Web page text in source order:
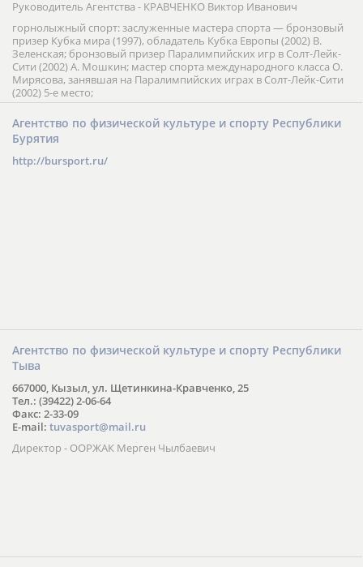
Руководитель Агентства - КРАВЧЕНКО Виктор Иванович
горнолыжный спорт: заслуженные мастера спорта — бронзовый
призер Кубка мира (1997), обладатель Кубка Европы (2002) В.
Зеленская; бронзовый призер Паралимпийских игр в Солт-Лейк-
Сити (2002) А. Мошкин; мастер спорта международного класса О.
Мирясова, занявшая на Паралимпийских играх в Солт-Лейк-Сити
(2002) 5-е место;
Агентство по физической культуре и спорту Республики
Бурятия
http://bursport.ru/
Агентство по физической культуре и спорту Республики
Тыва
667000, Кызыл, ул. Щетинкина-Кравченко, 25
Тел.: (39422) 2-06-64
Факс: 2-33-09
E-mail: tuvasport@mail.ru
Директор - ООРЖАК Мерген Чылбаевич